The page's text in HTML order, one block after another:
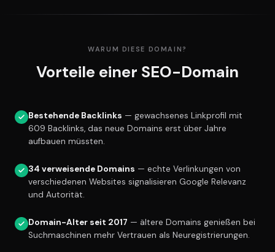
WARUM DIESE DOMAIN?
Vorteile einer SEO-Domain
Bestehende Backlinks — gewachsenes Linkprofil mit
609 Backlinks, das neue Domains erst über Jahre
aufbauen müssten.
34 verweisende Domains — echte Verlinkungen von
verschiedenen Websites signalisieren Google Relevanz
und Autorität.
Domain-Alter seit 2017 — ältere Domains genießen bei
Suchmaschinen mehr Vertrauen als Neuregistrierungen.